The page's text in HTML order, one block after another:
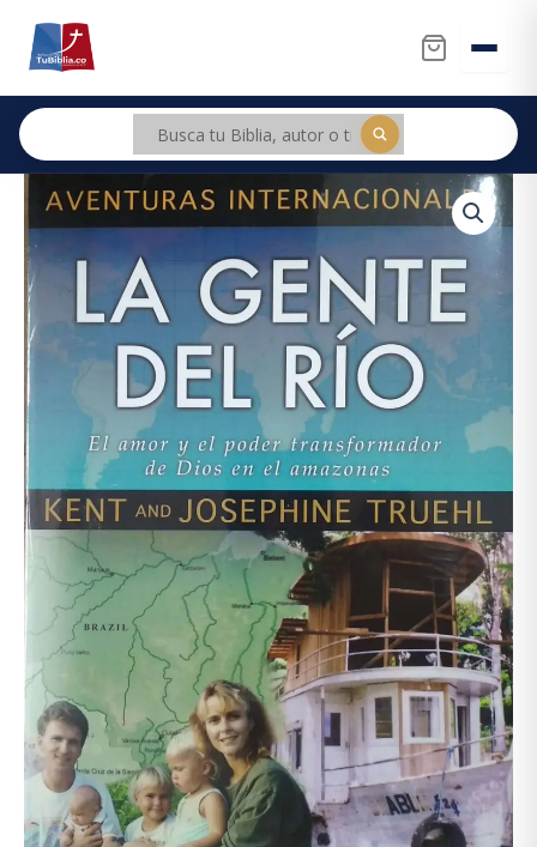
contenido
gente
del
Rio.
Kent
y
Josephine
Truehl.
Jucum
cantidad